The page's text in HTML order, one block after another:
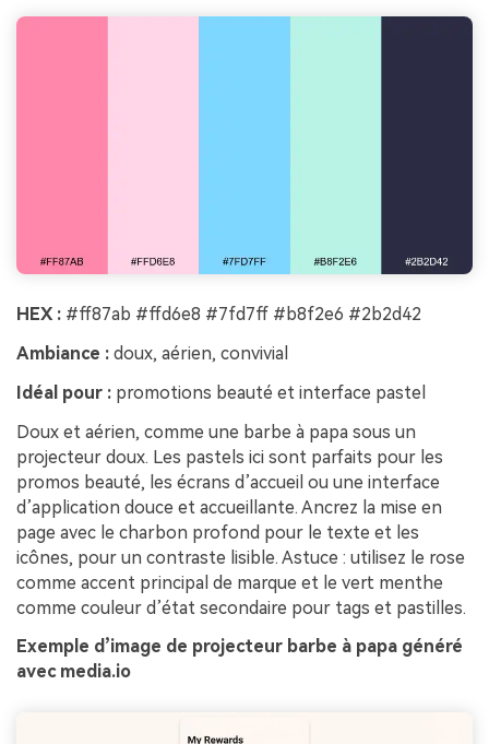
HEX : #ff87ab #ffd6e8 #7fd7ff #b8f2e6 #2b2d42
Ambiance : doux, aérien, convivial
Idéal pour : promotions beauté et interface pastel
Doux et aérien, comme une barbe à papa sous un
projecteur doux. Les pastels ici sont parfaits pour les
promos beauté, les écrans d’accueil ou une interface
d’application douce et accueillante. Ancrez la mise en
page avec le charbon profond pour le texte et les
icônes, pour un contraste lisible. Astuce : utilisez le rose
comme accent principal de marque et le vert menthe
comme couleur d’état secondaire pour tags et pastilles.
Exemple d’image de projecteur barbe à papa généré
avec media.io